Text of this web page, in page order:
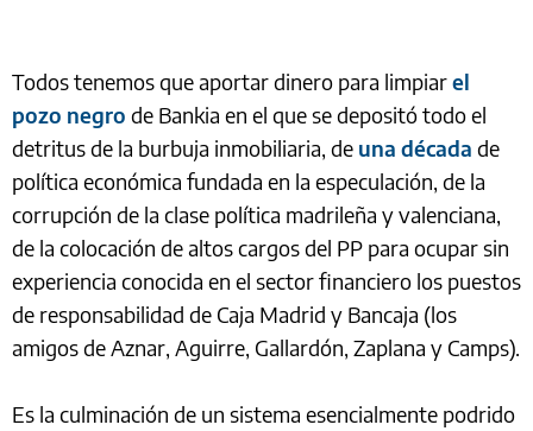
Todos tenemos que aportar dinero para limpiarel
pozo negro de Bankia en el que se depositó todo el
detritus de la burbuja inmobiliaria, de una década de
política económica fundada en la especulación, de la
corrupción de la clase política madrileña y valenciana,
de la colocación de altos cargos del PP para ocupar sin
experiencia conocida en el sector financiero los puestos
de responsabilidad de Caja Madrid y Bancaja (los
amigos de Aznar, Aguirre, Gallardón, Zaplana y Camps).
Es la culminación de un sistema esencialmente podrido